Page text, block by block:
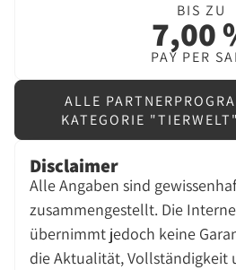
BIS ZU
7,00
PAY PER
ALLE
KATEGORIE
Disclaimer
Alle Angaben sind
zusammengestellt. Die
übernimmt jedoch keine
die Aktualität, Vollständigkeit